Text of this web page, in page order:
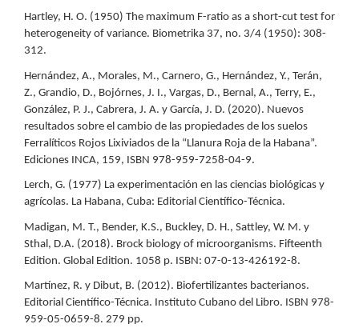
Hartley, H. O. (1950) The maximum F-ratio as a short-cut test for
heterogeneity of variance. Biometrika 37, no. 3/4 (1950): 308-
312.
Hernández, A., Morales, M., Carnero, G., Hernández, Y., Terán,
Z., Grandio, D., Bojórnes, J. I., Vargas, D., Bernal, A., Terry, E.,
González, P. J., Cabrera, J. A. y García, J. D. (2020). Nuevos
resultados sobre el cambio de las propiedades de los suelos
Ferralíticos Rojos Lixiviados de la “Llanura Roja de la Habana”.
Ediciones INCA, 159, ISBN 978-959-7258-04-9.
Lerch, G. (1977) La experimentación en las ciencias biológicas y
agrícolas. La Habana, Cuba: Editorial Científico-Técnica.
Madigan, M. T., Bender, K.S., Buckley, D. H., Sattley, W. M. y
Sthal, D.A. (2018). Brock biology of microorganisms. Fifteenth
Edition. Global Edition. 1058 p. ISBN: 07-0-13-426192-8.
Martínez, R. y Dibut, B. (2012). Biofertilizantes bacterianos.
Editorial Científico-Técnica. Instituto Cubano del Libro. ISBN 978-
959-05-0659-8. 279 pp.